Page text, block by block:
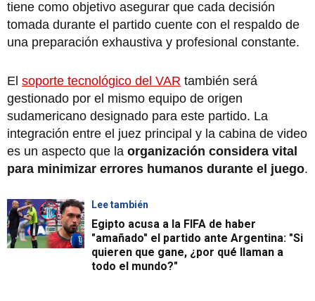
tiene como objetivo asegurar que cada decisión
tomada durante el partido cuente con el respaldo de
una preparación exhaustiva y profesional constante.
El soporte tecnológico del VAR también será
gestionado por el mismo equipo de origen
sudamericano designado para este partido. La
integración entre el juez principal y la cabina de video
es un aspecto que la organización considera vital
para minimizar errores humanos durante el juego.
Lee también
Egipto acusa a la FIFA de haber
"amañado" el partido ante Argentina: "Si
quieren que gane, ¿por qué llaman a
todo el mundo?"